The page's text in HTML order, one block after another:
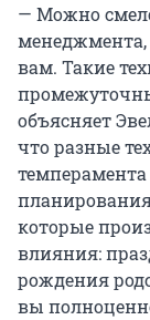
— Можно
менеджмента,
вам. Такие
объясняет
что разные
которые
влияния:
рождения
вы